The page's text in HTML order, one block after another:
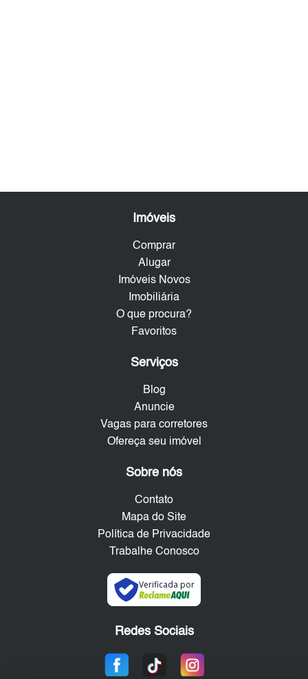
Imóveis
Comprar
Alugar
Imóveis Novos
Imobiliária
O que procura?
Favoritos
Serviços
Blog
Anuncie
Vagas para corretores
Ofereça seu imóvel
Sobre nós
Contato
Mapa do Site
Política de Privacidade
Trabalhe Conosco
Verificada por
Redes Sociais